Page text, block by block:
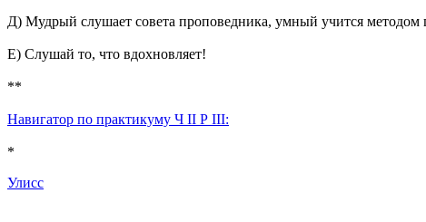
Д) Мудрый слушает совета проповедника, умный учится методом
Е) Слушай то, что вдохновляет!
**
Навигатор по практикуму Ч II Р III:
*
Улисс